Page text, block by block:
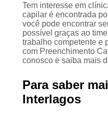
Tem interesse em
capilar é encontrada
você pode encontrar
possível graças ao
trabalho competente e
com Preenchimento
conosco e saiba mais
Para saber
Interlagos